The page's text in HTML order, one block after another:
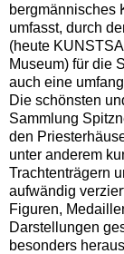
bergmännisches
umfasst, durch
(heute
Museum) für die
auch eine
Die schönsten
Sammlung
den
unter anderem
Trachtenträgern
aufwändig
Figuren,
Darstellungen
besonders